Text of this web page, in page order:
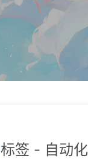
标签 - 自动化